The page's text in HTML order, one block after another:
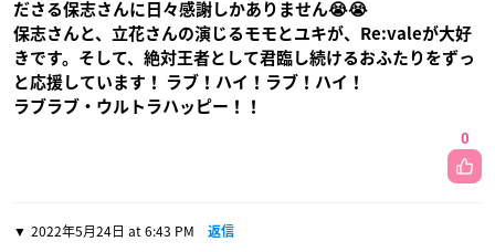
ださる保志さんに日々感謝しかありません😭😭
保志さんと、立花さんの演じるモモとユキが、Re:valeが大好
きです。そして、絶対王者として君臨し続けるおふたりをずっ
と応援しています！ ラブ！ハイ！ラブ！ハイ！
ラブラブ・ウルトラハッピー！！
0
2022年5月24日 at 6:43 PM 返信